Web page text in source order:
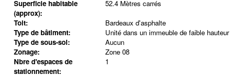
Superficie habitable
(approx):
52.4 Mètres carrés
Toit:
Bardeaux d'asphalte
Type de bâtiment:
Unité dans un immeuble de faible hauteur
Type de sous-sol:
Aucun
Zonage:
Zone 08
Nbre d'espaces de
stationnement:
1